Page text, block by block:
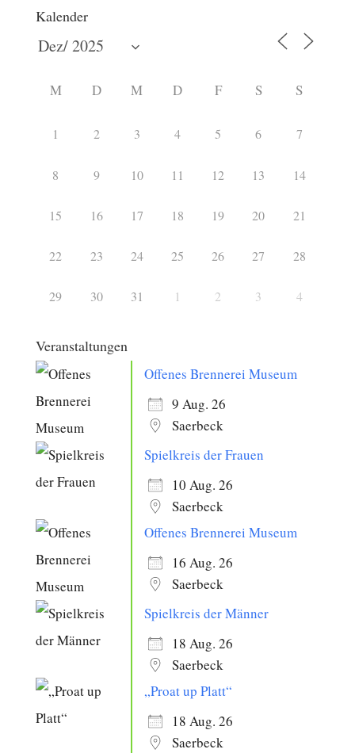
Kalender
M D M D F S S
1 2 3 4 5 6 7
8 9 10 11 12 13 14
15 16 17 18 19 20 21
22 23 24 25 26 27 28
29 30 31 1 2 3 4
Veranstaltungen
Offenes Brennerei Museum
9 Aug. 26
Saerbeck
Spielkreis der Frauen
10 Aug. 26
Saerbeck
Offenes Brennerei Museum
16 Aug. 26
Saerbeck
Spielkreis der Männer
18 Aug. 26
Saerbeck
„Proat up Platt“
18 Aug. 26
Saerbeck